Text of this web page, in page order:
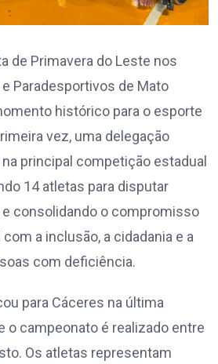
de Primavera do Leste nos
Paradesportivos de Mato
histórico para o esporte
vez, uma delegação
principal competição estadual
14 atletas para disputar
consolidando o compromisso
a inclusão, a cidadania e a
com deficiência.
para Cáceres na última
o campeonato é realizado entre
Os atletas representam